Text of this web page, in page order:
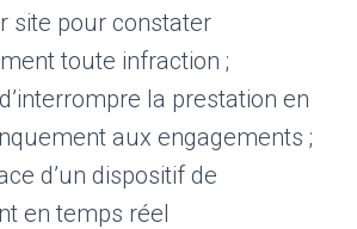
site pour constater
toute infraction ;
la prestation en
aux engagements ;
d’un dispositif de
en temps réel